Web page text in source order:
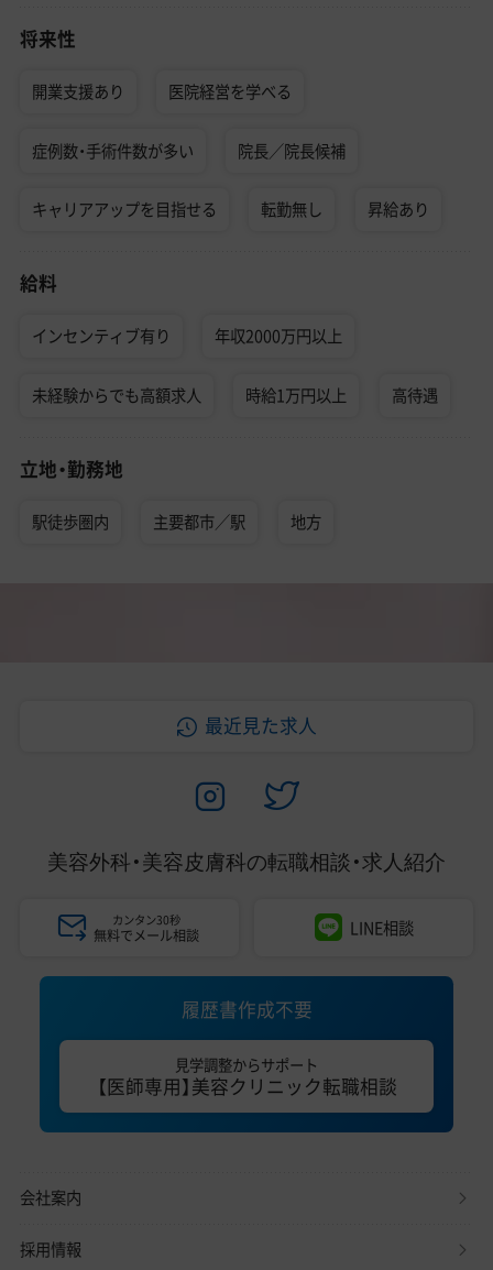
将来性
開業支援あり 医院経営を学べる
症例数・手術件数が多い 院長／院長候補
キャリアアップを目指せる 転勤無し 昇給あり
給料
インセンティブ有り 年収2000万円以上
未経験からでも高額求人 時給1万円以上 高待遇
立地・勤務地
駅徒歩圏内 主要都市／駅 地方
最近見た求人
美容外科・美容皮膚科の転職相談・求人紹介
カンタン30秒
無料でメール相談 LINE相談
履歴書作成不要
見学調整からサポート
【医師専用】美容クリニック転職相談
会社案内
採用情報